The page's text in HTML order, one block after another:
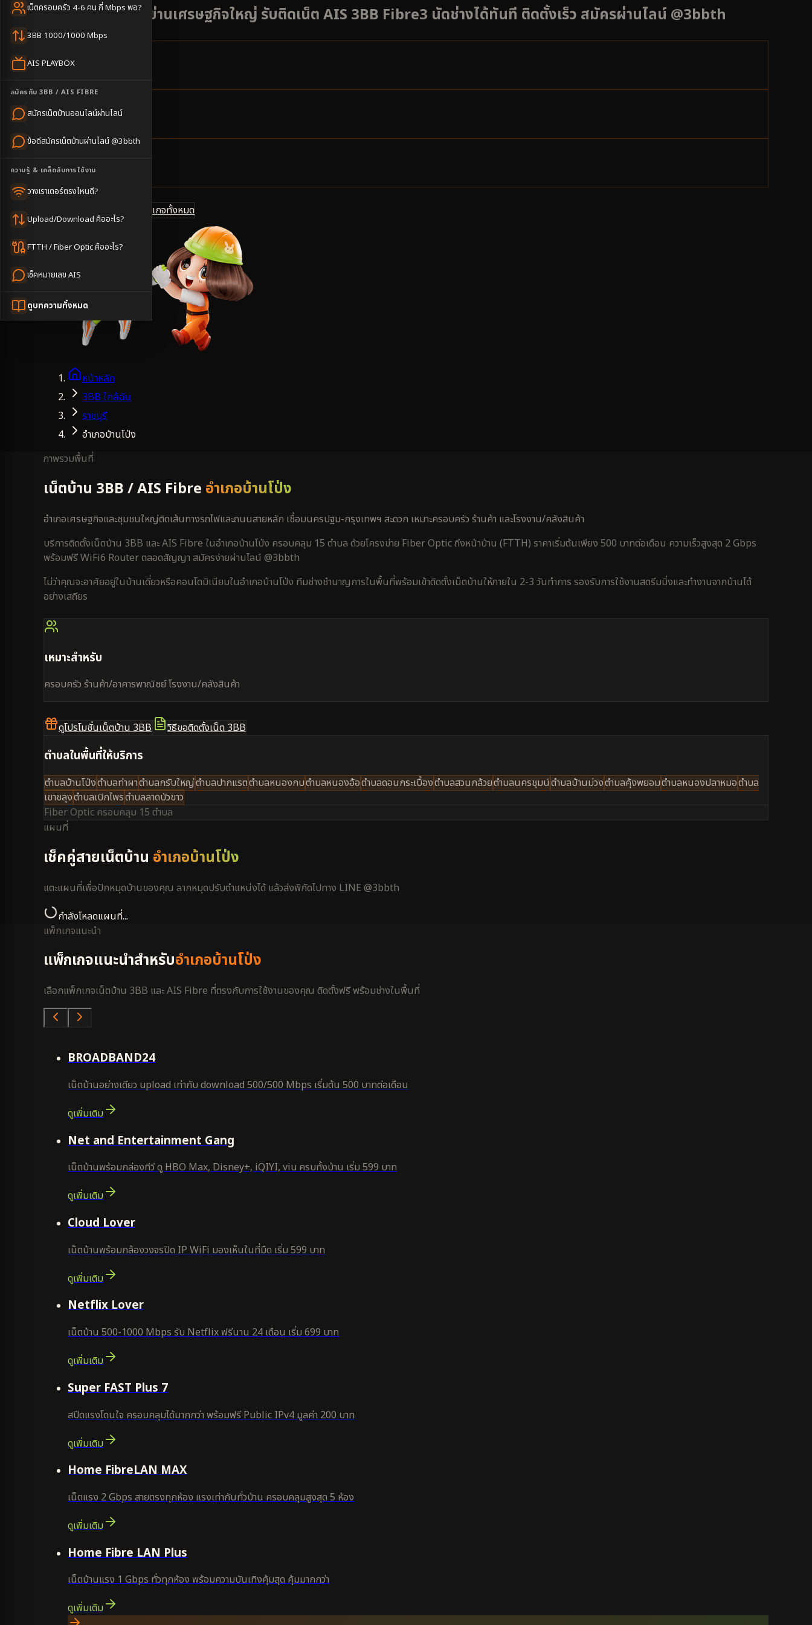
เน็ตครอบครัว 4-6 คน กี่ Mbps พอ?
3BB 1000/1000 Mbps
AIS PLAYBOX
สมัครกับ 3BB / AIS FIBRE
สมัครเน็ตบ้านออนไลน์ผ่านไลน์
ข้อดีสมัครเน็ตบ้านผ่านไลน์ @3bbth
ความรู้ & เคล็ดลับการใช้งาน
วางเราเตอร์ตรงไหนดี?
Upload/Download คืออะไร?
FTTH / Fiber Optic คืออะไร?
เช็คหมายเลข AIS
ดูบทความทั้งหมด
บ้านโป่ง ราชบุรี - ย่านเศรษฐกิจใหญ่ รับติดเน็ต AIS 3BB Fibre3 นัดช่างได้ทันที ติดตั้งเร็ว สมัครผ่านไลน์ @3bbth
15
2-3วันทำการ
500บาท/เดือน
ดูแพ็กเกจทั้งหมด
หน้าหลัก
3BB ใกล้ฉัน
ราชบุรี
อำเภอบ้านโป่ง
ภาพรวมพื้นที่
เน็ตบ้าน 3BB / AIS Fibre อำเภอบ้านโป่ง
อำเภอเศรษฐกิจและชุมชนใหญ่ติดเส้นทางรถไฟและถนนสายหลัก เชื่อมนครปฐม-กรุงเทพฯ สะดวก เหมาะครอบครัว ร้านค้า และโรงงาน/คลังสินค้า
บริการติดตั้งเน็ตบ้าน 3BB และ AIS Fibre ในอำเภอบ้านโป่ง ครอบคลุม 15 ตำบล ด้วยโครงข่าย Fiber Optic ถึงหน้าบ้าน (FTTH) ราคาเริ่มต้นเพียง 500 บาทต่อเดือน ความเร็วสูงสุด 2 Gbps
พร้อมฟรี WiFi6 Router ตลอดสัญญา สมัครง่ายผ่านไลน์ @3bbth
ไม่ว่าคุณจะอาศัยอยู่ในบ้านเดี่ยวหรือคอนโดมิเนียมในอำเภอบ้านโป่ง ทีมช่างชำนาญการในพื้นที่พร้อมเข้าติดตั้งเน็ตบ้านให้ภายใน 2-3 วันทำการ รองรับการใช้งานสตรีมมิ่งและทำงานจากบ้านได้
อย่างเสถียร
เหมาะสำหรับ
ครอบครัว ร้านค้า/อาคารพาณิชย์ โรงงาน/คลังสินค้า
ดูโปรโมชั่นเน็ตบ้าน 3BB วิธีขอติดตั้งเน็ต 3BB
ตำบลในพื้นที่ให้บริการ
ตำบลบ้านโป่งตำบลท่าผาตำบลกรับใหญ่ตำบลปากแรตตำบลหนองกบตำบลหนองอ้อตำบลดอนกระเบื้องตำบลสวนกล้วยตำบลนครชุมน์ตำบลบ้านม่วงตำบลคุ้งพยอมตำบลหนองปลาหมอตำบล
เขาขลุงตำบลเบิกไพรตำบลลาดบัวขาว
Fiber Optic ครอบคลุม 15 ตำบล
แผนที่
เช็คคู่สายเน็ตบ้าน อำเภอบ้านโป่ง
แตะแผนที่เพื่อปักหมุดบ้านของคุณ ลากหมุดปรับตำแหน่งได้ แล้วส่งพิกัดไปทาง LINE @3bbth
กำลังโหลดแผนที่...
แพ็กเกจแนะนำ
แพ็กเกจแนะนำสำหรับอำเภอบ้านโป่ง
เลือกแพ็กเกจเน็ตบ้าน 3BB และ AIS Fibre ที่ตรงกับการใช้งานของคุณ ติดตั้งฟรี พร้อมช่างในพื้นที่
BROADBAND24
เน็ตบ้านอย่างเดียว upload เท่ากับ download 500/500 Mbps เริ่มต้น 500 บาทต่อเดือน
ดูเพิ่มเติม
Net and Entertainment Gang
เน็ตบ้านพร้อมกล่องทีวี ดู HBO Max, Disney+, iQIYI, viu ครบทั้งบ้าน เริ่ม 599 บาท
ดูเพิ่มเติม
Cloud Lover
เน็ตบ้านพร้อมกล้องวงจรปิด IP WiFi มองเห็นในที่มืด เริ่ม 599 บาท
ดูเพิ่มเติม
Netflix Lover
เน็ตบ้าน 500-1000 Mbps รับ Netflix ฟรีนาน 24 เดือน เริ่ม 699 บาท
ดูเพิ่มเติม
Super FAST Plus 7
สปีดแรงโดนใจ ครอบคลุมได้มากกว่า พร้อมฟรี Public IPv4 มูลค่า 200 บาท
ดูเพิ่มเติม
Home FibreLAN MAX
เน็ตแรง 2 Gbps สายตรงทุกห้อง แรงเท่ากันทั่วบ้าน ครอบคลุมสูงสุด 5 ห้อง
ดูเพิ่มเติม
Home Fibre LAN Plus
เน็ตบ้านแรง 1 Gbps ทั่วทุกห้อง พร้อมความบันเทิงคุ้มสุด คุ้มมากกว่า
ดูเพิ่มเติม